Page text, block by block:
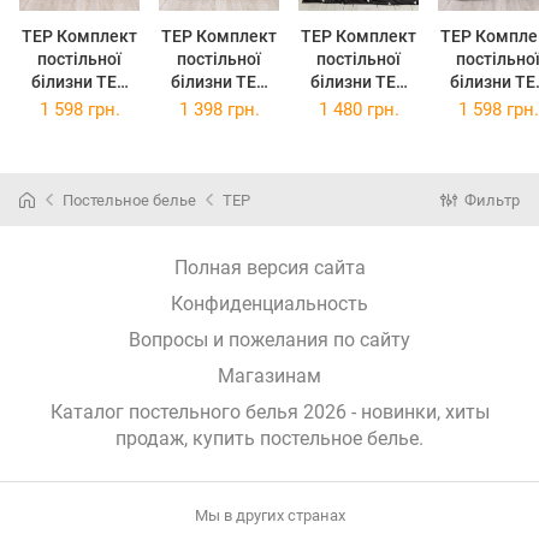
TEP Комплект
постільної
білизни ТЕП
Soft dreams
(2-
TEP Комплект
постільної
білизни ТЕП
Полуторний
(2-
TEP Комплект
постільної
білизни ТЕП
Полуторний
TEP
постільної
білизни
(2-
1 598 грн. 1 398 грн. 1 480 грн. 1 598 грн.
Постельное белье TEP Фильтр
Полная версия сайта
Конфиденциальность
Вопросы и пожелания по сайту
Магазинам
Каталог постельного белья 2026 - новинки, хиты
продаж, купить постельное белье.
Мы в других странах